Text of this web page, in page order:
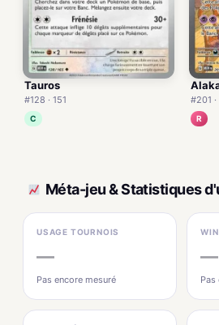
Tauros
#128 · 151
C
#201 ·
R
Méta-jeu & Statistiques
USAGE TOURNOIS
—
Pas encore mesuré
—
Pas